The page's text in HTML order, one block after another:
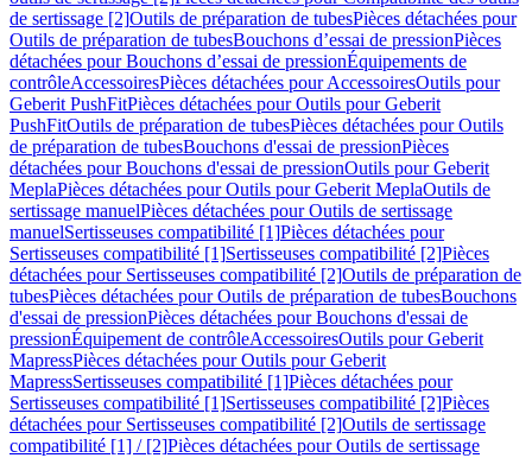
de sertissage [2]Outils de préparation de tubesPièces détachées pour
Outils de préparation de tubesBouchons d’essai de pressionPièces
détachées pour Bouchons d’essai de pressionÉquipements de
contrôleAccessoiresPièces détachées pour AccessoiresOutils pour
Geberit PushFitPièces détachées pour Outils pour Geberit
PushFitOutils de préparation de tubesPièces détachées pour Outils
de préparation de tubesBouchons d'essai de pressionPièces
détachées pour Bouchons d'essai de pressionOutils pour Geberit
MeplaPièces détachées pour Outils pour Geberit MeplaOutils de
sertissage manuelPièces détachées pour Outils de sertissage
manuelSertisseuses compatibilité [1]Pièces détachées pour
Sertisseuses compatibilité [1]Sertisseuses compatibilité [2]Pièces
détachées pour Sertisseuses compatibilité [2]Outils de préparation de
tubesPièces détachées pour Outils de préparation de tubesBouchons
d'essai de pressionPièces détachées pour Bouchons d'essai de
pressionÉquipement de contrôleAccessoiresOutils pour Geberit
MapressPièces détachées pour Outils pour Geberit
MapressSertisseuses compatibilité [1]Pièces détachées pour
Sertisseuses compatibilité [1]Sertisseuses compatibilité [2]Pièces
détachées pour Sertisseuses compatibilité [2]Outils de sertissage
compatibilité [1] / [2]Pièces détachées pour Outils de sertissage